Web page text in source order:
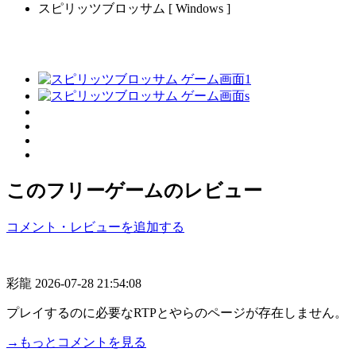
スピリッツブロッサム [ Windows ]
このフリーゲームのレビュー
コメント・レビューを追加する
彩龍 2026-07-28 21:54:08
プレイするのに必要なRTPとやらのページが存在しません。
→もっとコメントを見る